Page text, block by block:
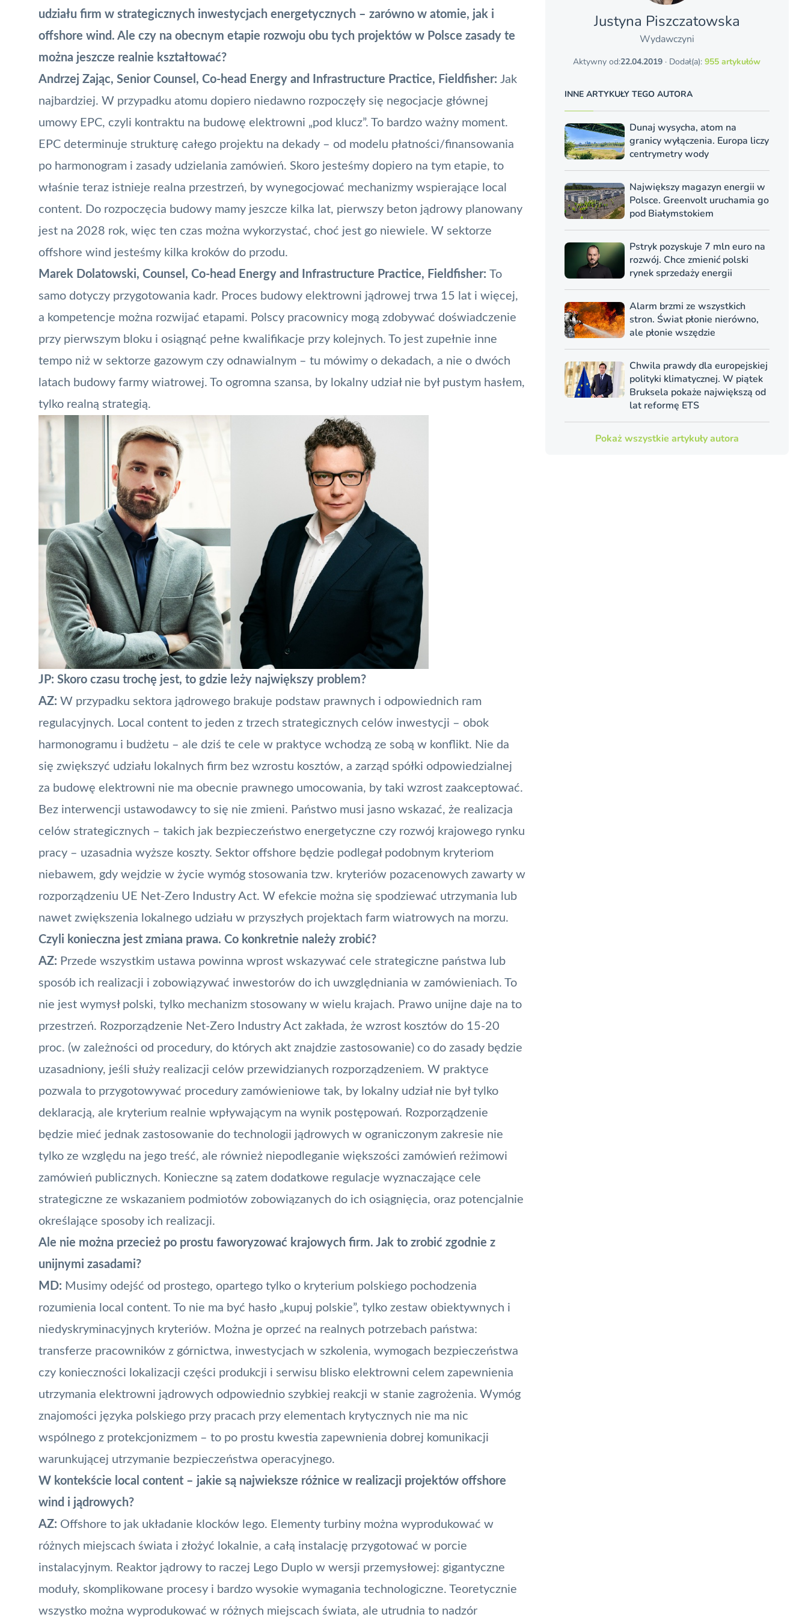
udziału firm w strategicznych inwestycjach energetycznych – zarówno w atomie, jak i
offshore wind. Ale czy na obecnym etapie rozwoju obu tych projektów w Polsce zasady te
można jeszcze realnie kształtować?
Andrzej Zając, Senior Counsel, Co-head Energy and Infrastructure Practice, Fieldfisher: Jak
najbardziej. W przypadku atomu dopiero niedawno rozpoczęły się negocjacje głównej
umowy EPC, czyli kontraktu na budowę elektrowni „pod klucz”. To bardzo ważny moment.
EPC determinuje strukturę całego projektu na dekady – od modelu płatności/finansowania
po harmonogram i zasady udzielania zamówień. Skoro jesteśmy dopiero na tym etapie, to
właśnie teraz istnieje realna przestrzeń, by wynegocjować mechanizmy wspierające local
content. Do rozpoczęcia budowy mamy jeszcze kilka lat, pierwszy beton jądrowy planowany
jest na 2028 rok, więc ten czas można wykorzystać, choć jest go niewiele. W sektorze
offshore wind jesteśmy kilka kroków do przodu.
Marek Dolatowski, Counsel, Co-head Energy and Infrastructure Practice, Fieldfisher: To
samo dotyczy przygotowania kadr. Proces budowy elektrowni jądrowej trwa 15 lat i więcej,
a kompetencje można rozwijać etapami. Polscy pracownicy mogą zdobywać doświadczenie
przy pierwszym bloku i osiągnąć pełne kwalifikacje przy kolejnych. To jest zupełnie inne
tempo niż w sektorze gazowym czy odnawialnym – tu mówimy o dekadach, a nie o dwóch
latach budowy farmy wiatrowej. To ogromna szansa, by lokalny udział nie był pustym hasłem,
tylko realną strategią.
JP: Skoro czasu trochę jest, to gdzie leży największy problem?
AZ: W przypadku sektora jądrowego brakuje podstaw prawnych i odpowiednich ram
regulacyjnych. Local content to jeden z trzech strategicznych celów inwestycji – obok
harmonogramu i budżetu – ale dziś te cele w praktyce wchodzą ze sobą w konflikt. Nie da
się zwiększyć udziału lokalnych firm bez wzrostu kosztów, a zarząd spółki odpowiedzialnej
za budowę elektrowni nie ma obecnie prawnego umocowania, by taki wzrost zaakceptować.
Bez interwencji ustawodawcy to się nie zmieni. Państwo musi jasno wskazać, że realizacja
celów strategicznych – takich jak bezpieczeństwo energetyczne czy rozwój krajowego rynku
pracy – uzasadnia wyższe koszty. Sektor offshore będzie podlegał podobnym kryteriom
niebawem, gdy wejdzie w życie wymóg stosowania tzw. kryteriów pozacenowych zawarty w
rozporządzeniu UE Net-Zero Industry Act. W efekcie można się spodziewać utrzymania lub
nawet zwiększenia lokalnego udziału w przyszłych projektach farm wiatrowych na morzu.
Czyli konieczna jest zmiana prawa. Co konkretnie należy zrobić?
AZ: Przede wszystkim ustawa powinna wprost wskazywać cele strategiczne państwa lub
sposób ich realizacji i zobowiązywać inwestorów do ich uwzględniania w zamówieniach. To
nie jest wymysł polski, tylko mechanizm stosowany w wielu krajach. Prawo unijne daje na to
przestrzeń. Rozporządzenie Net-Zero Industry Act zakłada, że wzrost kosztów do 15-20
proc. (w zależności od procedury, do których akt znajdzie zastosowanie) co do zasady będzie
uzasadniony, jeśli służy realizacji celów przewidzianych rozporządzeniem. W praktyce
pozwala to przygotowywać procedury zamówieniowe tak, by lokalny udział nie był tylko
deklaracją, ale kryterium realnie wpływającym na wynik postępowań. Rozporządzenie
będzie mieć jednak zastosowanie do technologii jądrowych w ograniczonym zakresie nie
tylko ze względu na jego treść, ale również niepodleganie większości zamówień reżimowi
zamówień publicznych. Konieczne są zatem dodatkowe regulacje wyznaczające cele
strategiczne ze wskazaniem podmiotów zobowiązanych do ich osiągnięcia, oraz potencjalnie
określające sposoby ich realizacji.
Ale nie można przecież po prostu faworyzować krajowych firm. Jak to zrobić zgodnie z
unijnymi zasadami?
MD: Musimy odejść od prostego, opartego tylko o kryterium polskiego pochodzenia
rozumienia local content. To nie ma być hasło „kupuj polskie”, tylko zestaw obiektywnych i
niedyskryminacyjnych kryteriów. Można je oprzeć na realnych potrzebach państwa:
transferze pracowników z górnictwa, inwestycjach w szkolenia, wymogach bezpieczeństwa
czy konieczności lokalizacji części produkcji i serwisu blisko elektrowni celem zapewnienia
utrzymania elektrowni jądrowych odpowiednio szybkiej reakcji w stanie zagrożenia. Wymóg
znajomości języka polskiego przy pracach przy elementach krytycznych nie ma nic
wspólnego z protekcjonizmem – to po prostu kwestia zapewnienia dobrej komunikacji
warunkującej utrzymanie bezpieczeństwa operacyjnego.
W kontekście local content – jakie są najwieksze różnice w realizacji projektów offshore
wind i jądrowych?
AZ: Offshore to jak układanie klocków lego. Elementy turbiny można wyprodukować w
różnych miejscach świata i złożyć lokalnie, a całą instalację przygotować w porcie
instalacyjnym. Reaktor jądrowy to raczej Lego Duplo w wersji przemysłowej: gigantyczne
moduły, skomplikowane procesy i bardzo wysokie wymagania technologiczne. Teoretycznie
wszystko można wyprodukować w różnych miejscach świata, ale utrudnia to nadzór
Justyna Piszczatowska
Wydawczyni
Aktywny od:22.04.2019 · Dodał(a):955 artykułów
INNE ARTYKUŁY TEGO AUTORA
Dunaj wysycha, atom na
granicy wyłączenia. Europa liczy
centrymetry wody
Największy magazyn energii w
Polsce. Greenvolt uruchamia go
pod Białymstokiem
Pstryk pozyskuje 7 mln euro na
rozwój. Chce zmienić polski
rynek sprzedaży energii
Alarm brzmi ze wszystkich
stron. Świat płonie nierówno,
ale płonie wszędzie
Chwila prawdy dla europejskiej
polityki klimatycznej. W piątek
Bruksela pokaże największą od
lat reformę ETS
Pokaż wszystkie artykuły autora